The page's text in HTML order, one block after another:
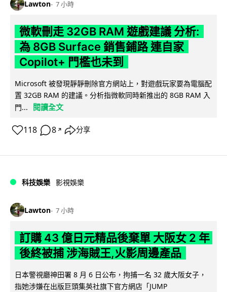
Lawton 7 小時
微軟刪走 32GB RAM 遊戲建議 分析:
為 8GB Surface 銷售鋪路 連自家
Copilot+ 門檻也未到
Microsoft 被發現靜靜刪除官方網站上，對遊戲玩家要為電腦配
置 32GB RAM 的建議。分析指微軟同時新推出的 8GB RAM 入
門...
閱讀全文
118 8 ↗ 分享
科技娛樂 影視娛樂
Lawton 7 小時
訂購 43 億日元精品後棄單 大阪女 2 年
後終被捕 涉海賊王,火影周邊產品
日本警視廳神田署 8 月 6 日公布，拘捕一名 32 歲大阪女子，
指她涉嫌在出版巨頭集英社旗下官方網店「JUMP